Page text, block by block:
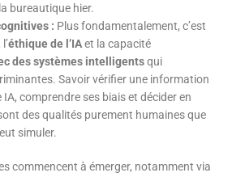
bureautique hier.
: Plus fondamentalement, c’est
l’éthique de l’IAet la capacité
des systèmes intelligentsqui
Savoir vérifier une information
IA, comprendre ses biais et décider en
des qualités purement humaines que
simuler.
commencent à émerger, notamment via